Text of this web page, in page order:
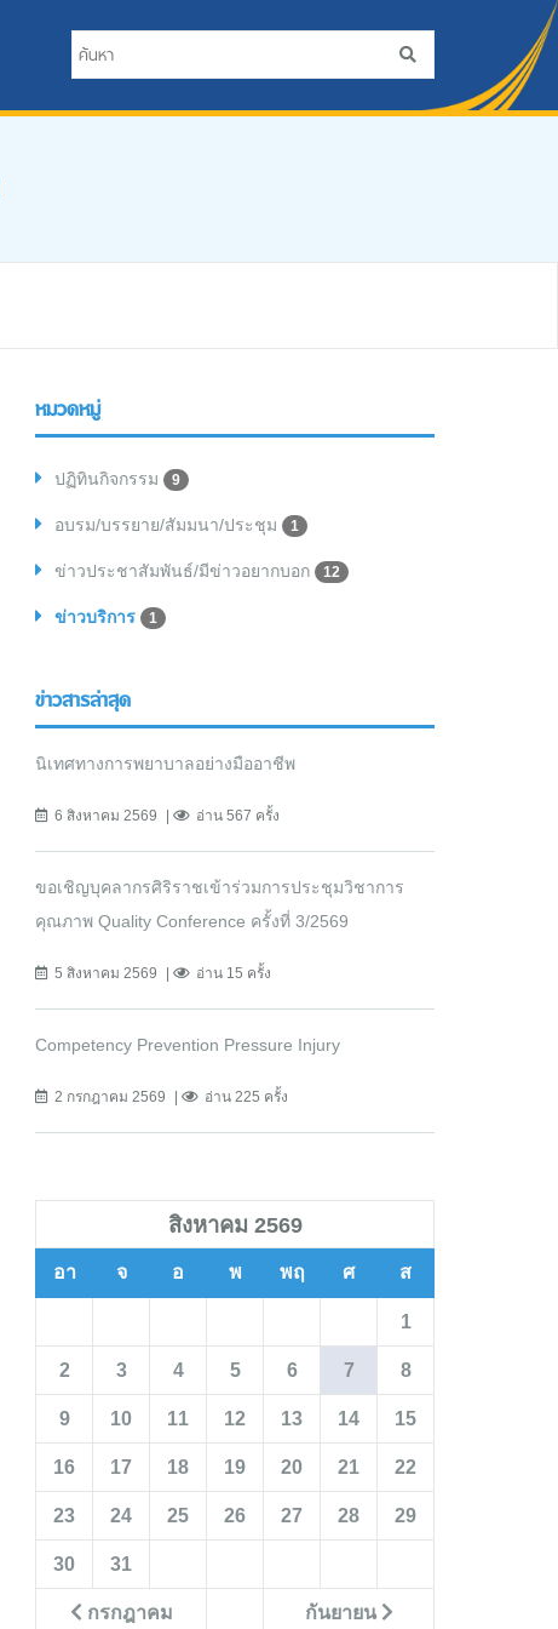
หมวดหมู่
ปฏิทินกิจกรรม 9
อบรม/บรรยาย/สัมมนา/ประชุม 1
ข่าวประชาสัมพันธ์/มีข่าวอยากบอก 12
ข่าวบริการ 1
ข่าวสารล่าสุด
นิเทศทางการพยาบาลอย่างมืออาชีพ
6 สิงหาคม 2569 อ่าน 567 ครั้ง
ขอเชิญบุคลากรศิริราชเข้าร่วมการประชุมวิชาการ
คุณภาพ Quality Conference ครั้งที่ 3/2569
5 สิงหาคม 2569 อ่าน 15 ครั้ง
Competency Prevention Pressure Injury
2 กรกฎาคม 2569 อ่าน 225 ครั้ง
สิงหาคม 2569
อา จ อ พ พฤ ศ ส
กรกฎาคม กันยายน
1
2 3 4 5 6 7 8
9 10 11 12 13 14 15
16 17 18 19 20 21 22
23 24 25 26 27 28 29
30 31